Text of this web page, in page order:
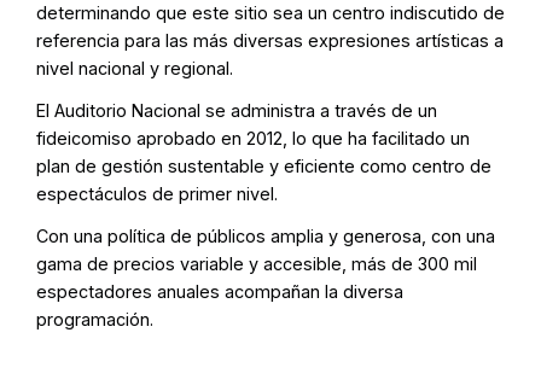
determinando que este sitio sea un centro indiscutido de
referencia para las más diversas expresiones artísticas a
nivel nacional y regional.
El Auditorio Nacional se administra a través de un
fideicomiso aprobado en 2012, lo que ha facilitado un
plan de gestión sustentable y eficiente como centro de
espectáculos de primer nivel.
Con una política de públicos amplia y generosa, con una
gama de precios variable y accesible, más de 300 mil
espectadores anuales acompañan la diversa
programación.